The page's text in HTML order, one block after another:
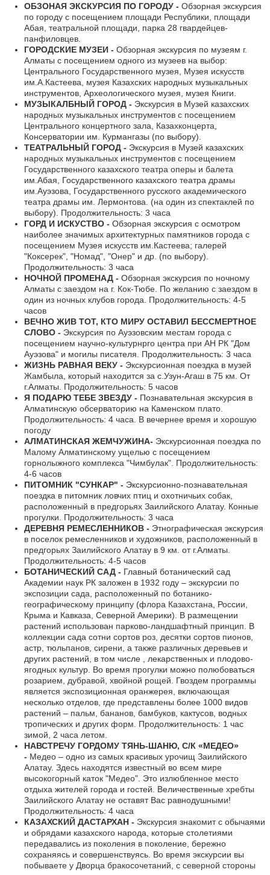
ОБЗОНАЯ ЭКСКУРСИЯ ПО ГОРОДУ - Обзорная экскурсия
по городу с посещением площади Республики, площади
Абая, театральной площади, парка 28 гвардейцев-
панфиловцев.
ГОРОДСКИЕ МУЗЕИ - Обзорная экскурсия по музеям г.
Алматы с посещением одного из музеев на выбор:
Центрального Государственного музея, Музея искусств
им.А.Кастеева, музея Казахских народных музыкальных
инструментов, Археологического музея, музея Книги.
МУЗЫКАЛБНЫЙ ГОРОД - Экскурсия в Музей казахских
народных музыкальных инструментов с посещением
Центрального концертного зала, Казахконцерта,
Консерватории им. Курмангазы (по выбору).
ТЕАТРАЛЬНЫЙ ГОРОД - Экскурсия в Музей казахских
народных музыкальных инструментов с посещением
Государственного казахского театра оперы и балета
им.Абая, Государственного казахского театра драмы
им.Ауэзова, Государственного русского академического
театра драмы им. Лермонтова. (на один из спектаклей по
выбору). Продолжительность: 3 часа
ГОРД И ИСКУСТВО - Обзорная экскурсия с осмотром
наиболее значимых архитектурных памятников города с
посещением Музея искусств им.Кастеева; галерей
"Коксерек", "Номад", "Онер" и др. (по выбору).
Продолжительность: 3 часа
НОЧНОЙ ПРОМЕНАД - Обзорная экскурсия по ночному
Алматы с заездом на г. Кок-Тюбе. По желанию с заездом в
один из ночных клубов города. Продолжительность: 4-5
часов
ВЕЧНО ЖИВ ТОТ, КТО МИРУ ОСТАВИЛ БЕССМЕРТНОЕ
СЛОВО - Экскурсия по Ауэзовским местам города с
посещением научно-культурнрго центра при АН РК "Дом
Ауэзова" и могилы писателя. Продолжительность: 3 часа
ЖИЗНЬ РАВНАЯ ВЕКУ - Экскурсионная поездка в музей
Жамбыла, который находится за с.Узун-Агаш в 75 км. От
г.Алматы. Продолжительность: 5 часов
Я ПОДАРЮ ТЕБЕ ЗВЕЗДУ - Познавательная экскурсия в
Алматинскую обсерваторию на Каменском плато.
Продолжительность: 4 часа. В вечернее время и хорошую
погоду
АЛМАТИНСКАЯ ЖЕМЧУЖИНА- Экскурсионная поездка по
Малому Алматинскому ущелью с посещением
горнолыжного комплекса "Чимбулак". Продолжительность:
4-6 часов
ПИТОМНИК "СУНКАР" - Экскурсионно-познавательная
поездка в питомник ловчих птиц и охотничьих собак,
расположенный в предгорьях Заилийского Алатау. Конные
прогулки. Продолжительность: 3 часа
ДЕРЕВНЯ РЕМЕСЛЕННИКОВ - Этнографическая экскурсия
в поселок ремесленников и художников, расположенный в
предгорьях Заилийского Алатау в 9 км. от г.Алматы.
Продолжительность: 4-5 часов
БОТАНИЧЕСКИЙ САД - Главный ботанический сад
Академии наук РК заложен в 1932 году – экскурсии по
экспозиции сада, расположенный по ботанико-
географическому принципу (флора Казахстана, России,
Крыма и Кавказа, Северной Америки). В размещении
растений использован парково-ландшафтный принцип. В
коллекции сада сотни сортов роз, десятки сортов пионов,
астр, тюльпанов, сирени, а также различных деревьев и
других растений, в том числе , лекарственных и плодово-
ягодных культур. Во время прогулки можно полюбоваться
розарием, дубравой, хвойной рощей. Гвоздем программы
является экспозиционная оранжерея, включающая
несколько отделов, где представлены более 1000 видов
растений – пальм, бананов, бамбуков, кактусов, водных
тропических и других форм. Продолжительность: 1 час
зимой, 2 часа летом.
НАВСТРЕЧУ ГОРДОМУ ТЯНЬ-ШАНЮ, С/К «МЕДЕО»
- Медео – одно из самых красивых урочищ Заилийского
Алатау. Здесь находятся известный во всем мире
высокогорный каток "Медео". Это излюбленное место
отдыха жителей города и гостей. Величественные хребты
Заилийского Алатау не оставят Вас равнодушными!
Продолжительность: 4 часа
КАЗАХСКИЙ ДАСТАРХАН - Экскурсия знакомит с обычаями
и обрядами казахского народа, которые столетиями
передавались из поколения в поколение, бережно
сохраняясь и совершенствуясь. Во время экскурсии вы
побываете у Дворца бракосочетаний, с северной стороны